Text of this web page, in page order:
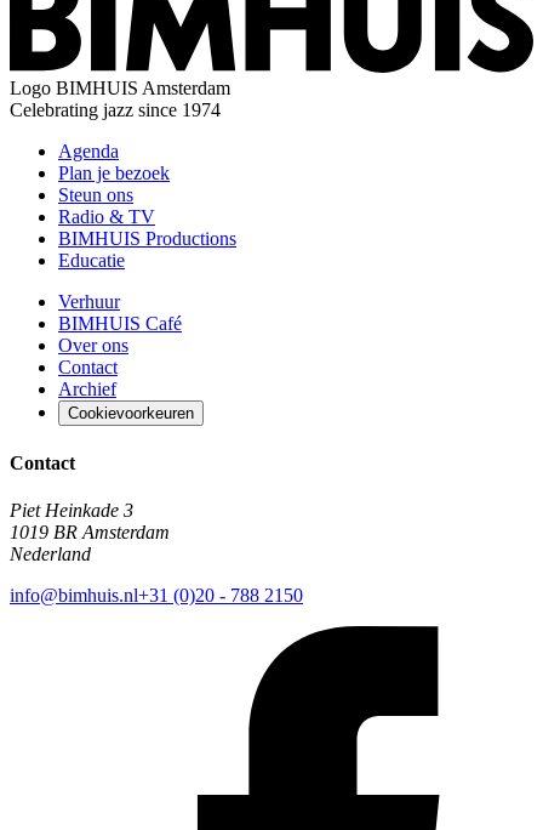
Logo BIMHUIS Amsterdam
Celebrating jazz since 1974
Agenda
Plan je bezoek
Steun ons
Radio & TV
BIMHUIS Productions
Educatie
Verhuur
BIMHUIS Café
Over ons
Contact
Archief
Cookievoorkeuren
Contact
Piet Heinkade 3
1019 BR Amsterdam
Nederland
info@bimhuis.nl+31 (0)20 - 788 2150